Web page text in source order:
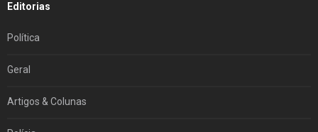
Editorias
Política
Geral
Artigos & Colunas